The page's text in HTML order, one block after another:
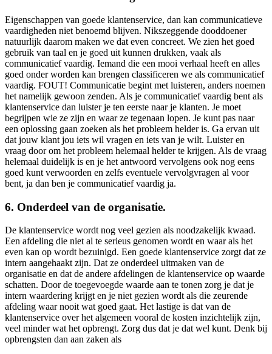
Eigenschappen van goede klantenservice, dan kan communicatieve
vaardigheden niet benoemd blijven. Nikszeggende dooddoener
natuurlijk daarom maken we dat even concreet. We zien het goed
gebruik van taal en je goed uit kunnen drukken, vaak als
communicatief vaardig. Iemand die een mooi verhaal heeft en alles
goed onder worden kan brengen classificeren we als communicatief
vaardig. FOUT! Communicatie begint met luisteren, anders noemen
het namelijk gewoon zenden. Als je communicatief vaardig bent als
klantenservice dan luister je ten eerste naar je klanten. Je moet
begrijpen wie ze zijn en waar ze tegenaan lopen. Je kunt pas naar
een oplossing gaan zoeken als het probleem helder is. Ga ervan uit
dat jouw klant jou iets wil vragen en iets van je wilt. Luister en
vraag door om het probleem helemaal helder te krijgen. Als de vraag
helemaal duidelijk is en je het antwoord vervolgens ook nog eens
goed kunt verwoorden en zelfs eventuele vervolgvragen al voor
bent, ja dan ben je communicatief vaardig ja.
6. Onderdeel van de organisatie.
De klantenservice wordt nog veel gezien als noodzakelijk kwaad.
Een afdeling die niet al te serieus genomen wordt en waar als het
even kan op wordt bezuinigd. Een goede klantenservice zorgt dat ze
intern aangehaakt zijn. Dat ze onderdeel uitmaken van de
organisatie en dat de andere afdelingen de klantenservice op waarde
schatten. Door de toegevoegde waarde aan te tonen zorg je dat je
intern waardering krijgt en je niet gezien wordt als die zeurende
afdeling waar nooit wat goed gaat. Het lastige is dat van de
klantenservice over het algemeen vooral de kosten inzichtelijk zijn,
veel minder wat het opbrengt. Zorg dus dat je dat wel kunt. Denk bij
opbrengsten dan aan zaken als